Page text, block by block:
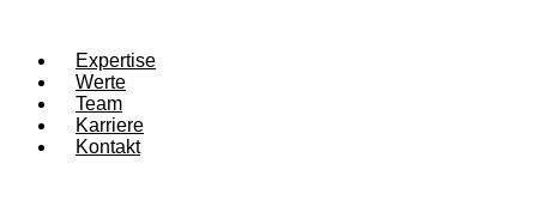
Expertise
Werte
Team
Karriere
Kontakt